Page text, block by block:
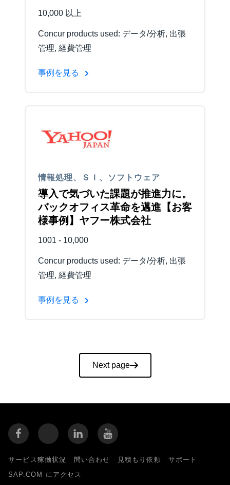
10,000 以上
Concur products used: データ/分析, 出張
管理, 経費管理
事例を見る
情報処理、ＳＩ、ソフトウェア
導入で気づいた課題が推進力に。
バックオフィス革命を邁進【お客
様事例】ヤフー株式会社
1001 - 10,000
Concur products used: データ/分析, 出張
管理, 経費管理
事例を見る
Next page
サービス稼働状況 問い合わせ 見積もり依頼
サポート
SAP.COM にアクセス